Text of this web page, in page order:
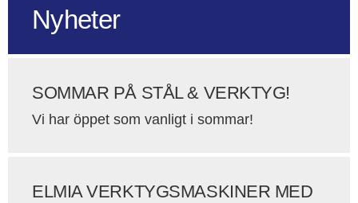
Nyheter
SOMMAR PÅ STÅL & VERKTYG!
Vi har öppet som vanligt i sommar!
ELMIA VERKTYGSMASKINER MED